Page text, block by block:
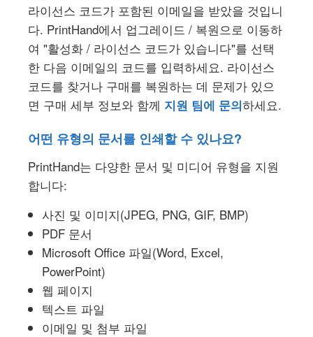
라이선스 코드가 포함된 이메일을 받았을 것입니
다. PrintHand에서 업그레이드 / 복원으로 이동하
여 "활성화 / 라이선스 코드가 있습니다"를 선택
한 다음 이메일의 코드를 입력하세요. 라이선스
코드를 찾거나 구매를 복원하는 데 문제가 있으
면 구매 세부 정보와 함께 지원 팀에 문의하세요.
어떤 유형의 문서를 인쇄할 수 있나요?
PrintHand는 다양한 문서 및 미디어 유형을 지원
합니다:
사진 및 이미지(JPEG, PNG, GIF, BMP)
PDF 문서
Microsoft Office 파일(Word, Excel,
PowerPoint)
웹 페이지
텍스트 파일
이메일 및 첨부 파일